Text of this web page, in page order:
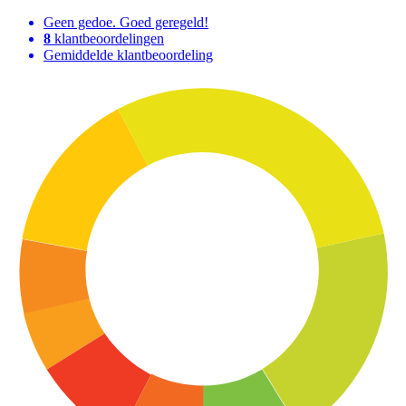
Geen gedoe. Goed geregeld!
8 klantbeoordelingen
Gemiddelde klantbeoordeling